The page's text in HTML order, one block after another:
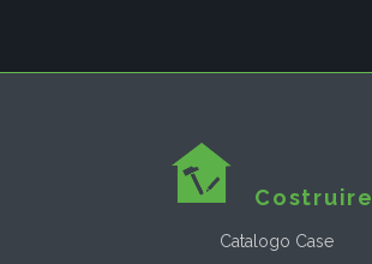
Costruire
Catalogo Case